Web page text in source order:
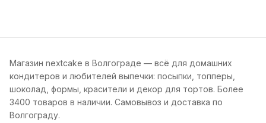
Магазин nextcake в Волгограде — всё для домашних
кондитеров и любителей выпечки: посыпки, топперы,
шоколад, формы, красители и декор для тортов. Более
3400 товаров в наличии. Самовывоз и доставка по
Волгограду.